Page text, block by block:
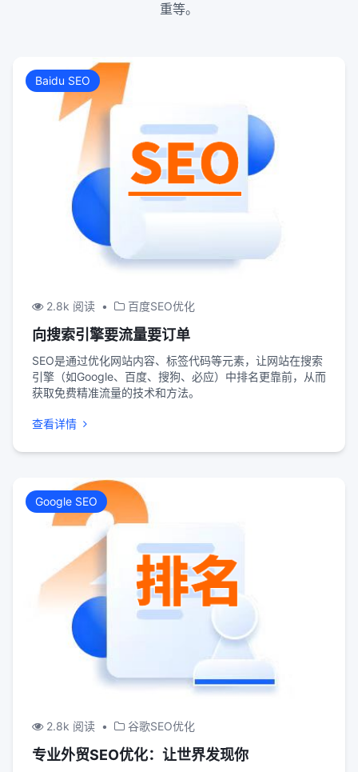
重等。
Baidu SEO
2.8k 阅读 • 百度SEO优化
向搜索引擎要流量要订单
SEO是通过优化网站内容、标签代码等元素，让网站在搜索
引擎（如Google、百度、搜狗、必应）中排名更靠前，从而
获取免费精准流量的技术和方法。
查看详情
Google SEO
2.8k 阅读 • 谷歌SEO优化
专业外贸SEO优化：让世界发现你